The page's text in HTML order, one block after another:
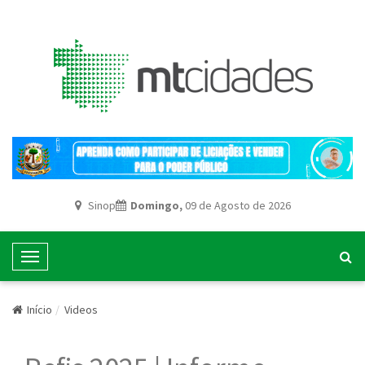
Sinop Domingo,09 de Agosto de 2026
T
o
g
e
Início Videos